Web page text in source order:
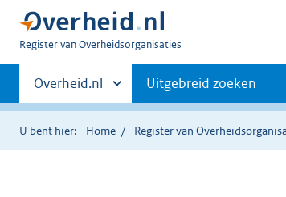
U
Register van Overheidsorganisaties
Primaire
navigatie
Andere
sites
binnen
Overheid.nl Uitgebreid zoeken
U bent hier: Home Register van